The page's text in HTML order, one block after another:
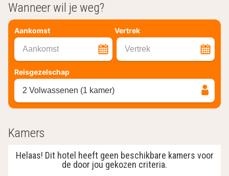
Wanneer wil je weg?
Aankomst Vertrek
Aankomst Vertrek
Reisgezelschap
2 Volwassenen (1 kamer)
Kamers
Helaas! Dit hotel heeft geen beschikbare kamers voor
de door jou gekozen criteria.